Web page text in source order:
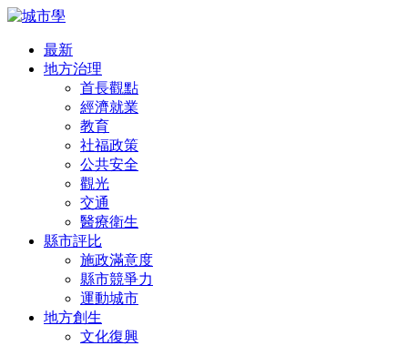
最新
地方治理
首長觀點
經濟就業
教育
社福政策
公共安全
觀光
交通
醫療衛生
縣市評比
施政滿意度
縣市競爭力
運動城市
地方創生
文化復興